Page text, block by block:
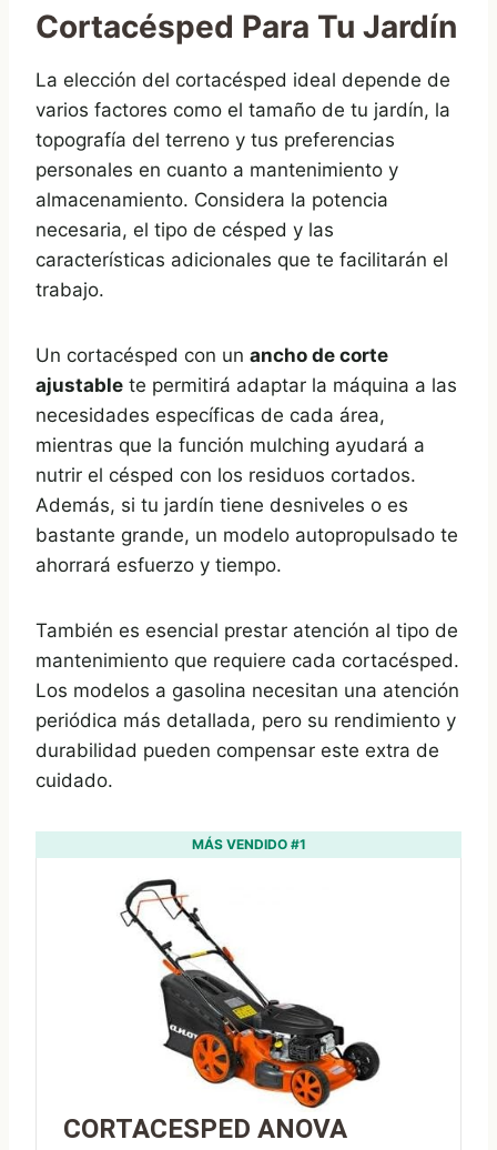
Cortacésped Para Tu Jardín
La elección del cortacésped ideal depende de
varios factores como el tamaño de tu jardín, la
topografía del terreno y tus preferencias
personales en cuanto a mantenimiento y
almacenamiento. Considera la potencia
necesaria, el tipo de césped y las
características adicionales que te facilitarán el
trabajo.
Un cortacésped con un ancho de corte
ajustable te permitirá adaptar la máquina a las
necesidades específicas de cada área,
mientras que la función mulching ayudará a
nutrir el césped con los residuos cortados.
Además, si tu jardín tiene desniveles o es
bastante grande, un modelo autopropulsado te
ahorrará esfuerzo y tiempo.
También es esencial prestar atención al tipo de
mantenimiento que requiere cada cortacésped.
Los modelos a gasolina necesitan una atención
periódica más detallada, pero su rendimiento y
durabilidad pueden compensar este extra de
cuidado.
MÁS VENDIDO #1
CORTACESPED ANOVA